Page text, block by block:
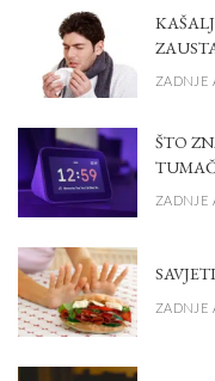
ZADNJE
ŠTO
ZADNJE
ZADNJE